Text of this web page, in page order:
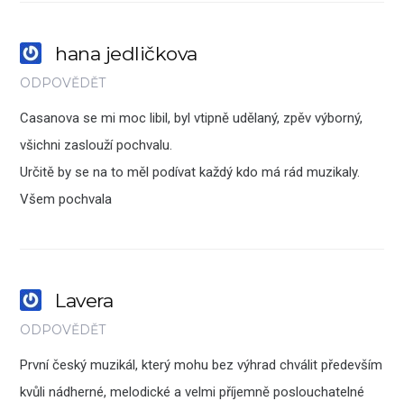
hana jedličkova
ODPOVĚDĚT
Casanova se mi moc libil, byl vtipně udělaný, zpěv výborný,
všichni zaslouží pochvalu.
Určitě by se na to měl podívat každý kdo má rád muzikaly.
Všem pochvala
Lavera
ODPOVĚDĚT
První český muzikál, který mohu bez výhrad chválit především
kvůli nádherné, melodické a velmi příjemně poslouchatelné